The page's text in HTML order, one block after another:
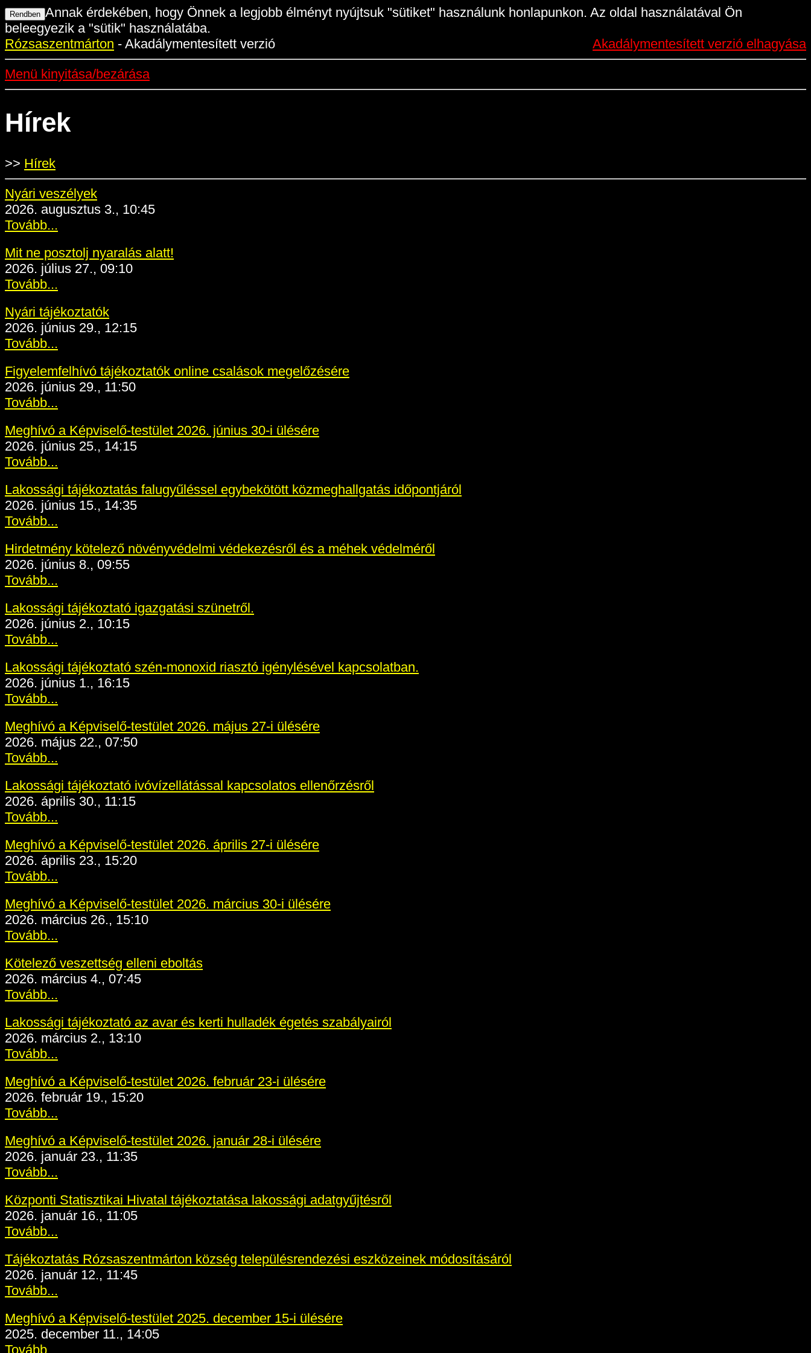
Annak érdekében, hogy Önnek a legjobb élményt nyújtsuk "sütiket" használunk honlapunkon. Az oldal használatával Ön
beleegyezik a "sütik" használatába.
Akadálymentesített verzió elhagyása
Rózsaszentmárton - Akadálymentesített verzió
Menü kinyitása/bezárása
Hírek
>> Hírek
Nyári veszélyek
2026. augusztus 3., 10:45
Tovább...
Mit ne posztolj nyaralás alatt!
2026. július 27., 09:10
Tovább...
Nyári tájékoztatók
2026. június 29., 12:15
Tovább...
Figyelemfelhívó tájékoztatók online csalások megelőzésére
2026. június 29., 11:50
Tovább...
Meghívó a Képviselő-testület 2026. június 30-i ülésére
2026. június 25., 14:15
Tovább...
Lakossági tájékoztatás falugyűléssel egybekötött közmeghallgatás időpontjáról
2026. június 15., 14:35
Tovább...
Hirdetmény kötelező növényvédelmi védekezésről és a méhek védelméről
2026. június 8., 09:55
Tovább...
Lakossági tájékoztató igazgatási szünetről.
2026. június 2., 10:15
Tovább...
Lakossági tájékoztató szén-monoxid riasztó igénylésével kapcsolatban.
2026. június 1., 16:15
Tovább...
Meghívó a Képviselő-testület 2026. május 27-i ülésére
2026. május 22., 07:50
Tovább...
Lakossági tájékoztató ivóvízellátással kapcsolatos ellenőrzésről
2026. április 30., 11:15
Tovább...
Meghívó a Képviselő-testület 2026. április 27-i ülésére
2026. április 23., 15:20
Tovább...
Meghívó a Képviselő-testület 2026. március 30-i ülésére
2026. március 26., 15:10
Tovább...
Kötelező veszettség elleni eboltás
2026. március 4., 07:45
Tovább...
Lakossági tájékoztató az avar és kerti hulladék égetés szabályairól
2026. március 2., 13:10
Tovább...
Meghívó a Képviselő-testület 2026. február 23-i ülésére
2026. február 19., 15:20
Tovább...
Meghívó a Képviselő-testület 2026. január 28-i ülésére
2026. január 23., 11:35
Tovább...
Központi Statisztikai Hivatal tájékoztatása lakossági adatgyűjtésről
2026. január 16., 11:05
Tovább...
Tájékoztatás Rózsaszentmárton község településrendezési eszközeinek módosításáról
2026. január 12., 11:45
Tovább...
Meghívó a Képviselő-testület 2025. december 15-i ülésére
2025. december 11., 14:05
Tovább...